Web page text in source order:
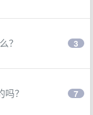
？ 3
？ 7